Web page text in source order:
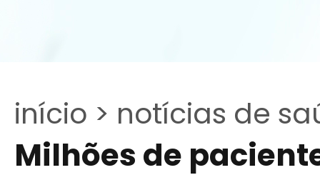
início > notícias de
Milhões de